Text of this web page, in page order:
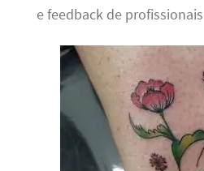
e feedback de